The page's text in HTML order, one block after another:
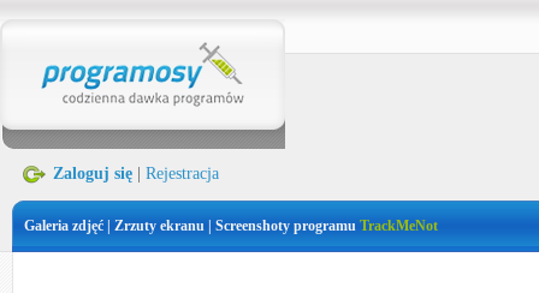
Zaloguj się Rejestracja
Galeria zdjęć | Zrzuty ekranu | Screenshoty programu TrackMeNot